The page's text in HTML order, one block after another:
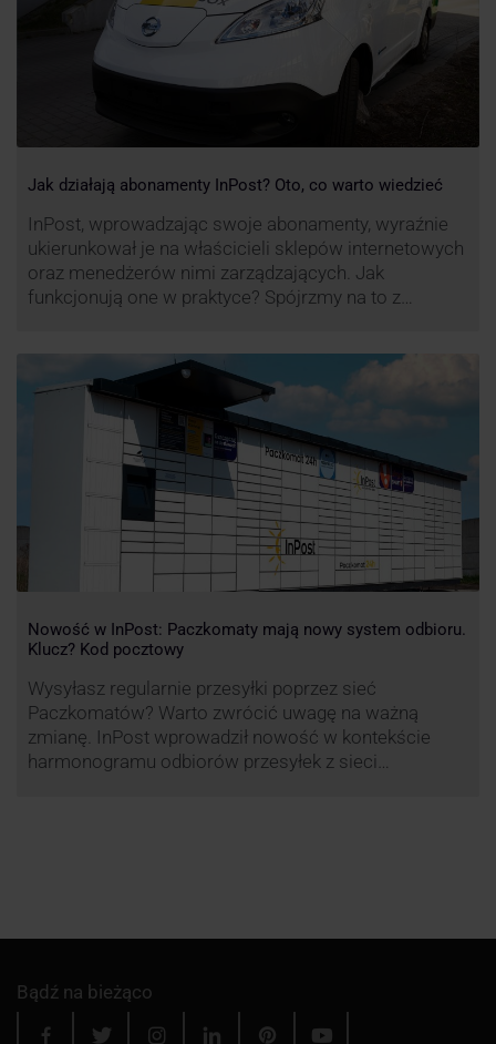
Jak działają abonamenty InPost? Oto, co warto wiedzieć
InPost, wprowadzając swoje abonamenty, wyraźnie
ukierunkował je na właścicieli sklepów internetowych
oraz menedżerów nimi zarządzających. Jak
funkcjonują one w praktyce? Spójrzmy na to z
Nowość w InPost: Paczkomaty mają nowy system odbioru.
Klucz? Kod pocztowy
Wysyłasz regularnie przesyłki poprzez sieć
Paczkomatów? Warto zwrócić uwagę na ważną
zmianę. InPost wprowadził nowość w kontekście
harmonogramu odbiorów przesyłek z sieci
Bądź na bieżąco